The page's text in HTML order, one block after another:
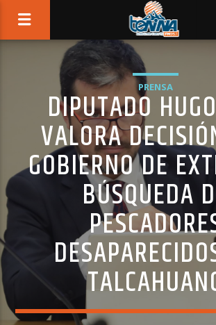
PRENSA
DIPUTADO
VALORA
GOBIERNO DE
BÚSQUEDA